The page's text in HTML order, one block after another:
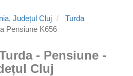
Județul Cluj
Turda
Pensiune K656
- Pensiune -
Cluj